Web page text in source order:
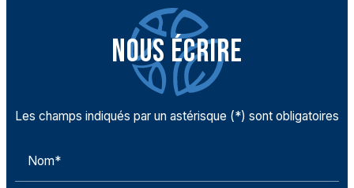
NOUS ÉCRIRE
Les champs indiqués par un astérisque (*) sont obligatoires
Nom*